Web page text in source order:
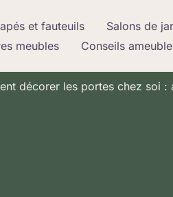
et fauteuils Salons de
meubles
Conseils
décorer les portes chez soi :